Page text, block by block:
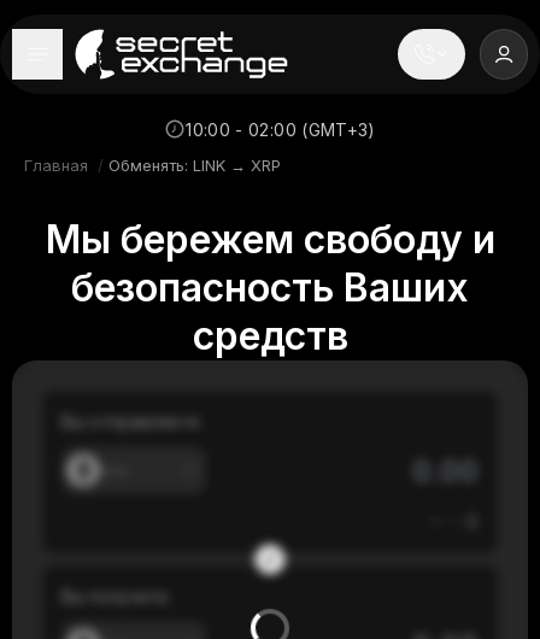
----
Новости
Репутация
Поддержка
10:00 - 02:00 (GMT+3)
Главная / Обменять: LINK → XRP
Мы бережем свободу и
безопасность Ваших
средств
Вы отправляете